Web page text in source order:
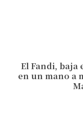
El Fandi, baja
en un mano a